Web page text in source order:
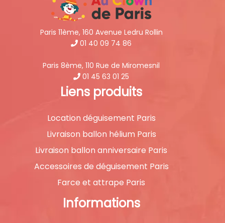
Paris 11ème, 160 Avenue Ledru Rollin
01 40 09 74 86
Paris 8ème, 110 Rue de Miromesnil
01 45 63 01 25
Liens produits
Location déguisement Paris
Livraison ballon hélium Paris
Livraison ballon anniversaire Paris
Accessoires de déguisement Paris
Farce et attrape Paris
Informations